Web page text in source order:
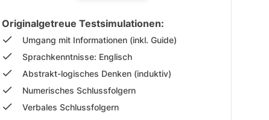
Originalgetreue Testsimulationen:
Umgang mit Informationen (inkl. Guide)
Sprachkenntnisse: Englisch
Abstrakt-logisches Denken (induktiv)
Numerisches Schlussfolgern
Verbales Schlussfolgern